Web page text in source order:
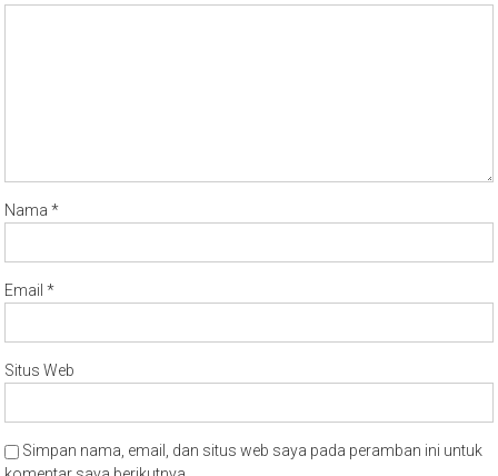
Nama*
Email*
Situs Web
Simpan nama, email, dan situs web saya pada peramban ini untuk
komentar saya berikutnya.